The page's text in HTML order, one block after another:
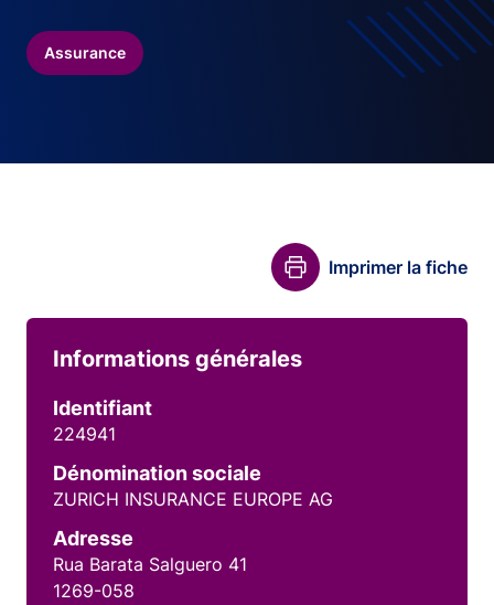
Assurance
Imprimer la fiche
Informations générales
Identifiant
224941
Dénomination sociale
ZURICH INSURANCE EUROPE AG
Adresse
Rua Barata Salguero 41
1269-058